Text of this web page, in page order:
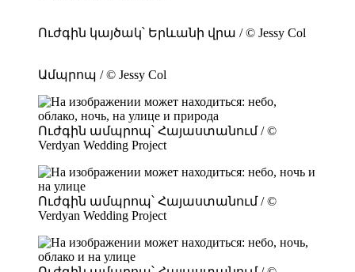
Ուժգին կայծակ՝ Երևանի վրա / © Jessy Col
Ամպրոպ / © Jessy Col
Ուժգին ամպրոպ՝ Հայաստանում / ©
Verdyan Wedding Project
Ուժգին ամպրոպ՝ Հայաստանում / ©
Verdyan Wedding Project